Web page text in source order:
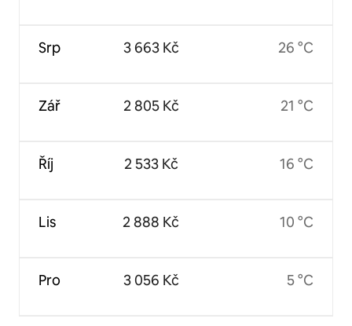
Srp
Zář
Říj
Lis
Pro
3 663 Kč
2 805 Kč
2 533 Kč
2 888 Kč
3 056 Kč
26 °C
21 °C
16 °C
10 °C
5 °C